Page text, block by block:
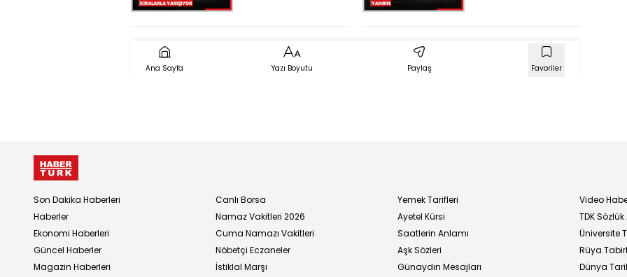
kamerada:
Ana Sayfa Yazı Boyutu Paylaş Favoriler
Son Dakika Haberleri
Haberler
Ekonomi Haberleri
Güncel Haberler
Magazin Haberleri
Canlı Borsa
Namaz Vakitleri 2026
Cuma Namazı Vakitleri
Nöbetçi Eczaneler
İstiklal Marşı
Yemek Tarifleri
Ayetel Kürsi
Saatlerin Anlamı
Aşk Sözleri
Günaydın Mesajları
Video
TDK
Üniversite
Rüya
Dünya